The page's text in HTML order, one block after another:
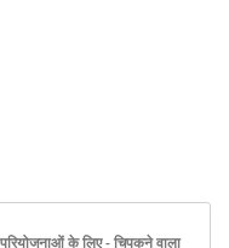
के लिए - चिपकने वाला